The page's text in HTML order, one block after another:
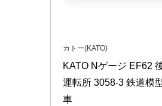
カトー(KATO)
KATO Nゲージ EF62
運転所 3058-3 鉄道模
車